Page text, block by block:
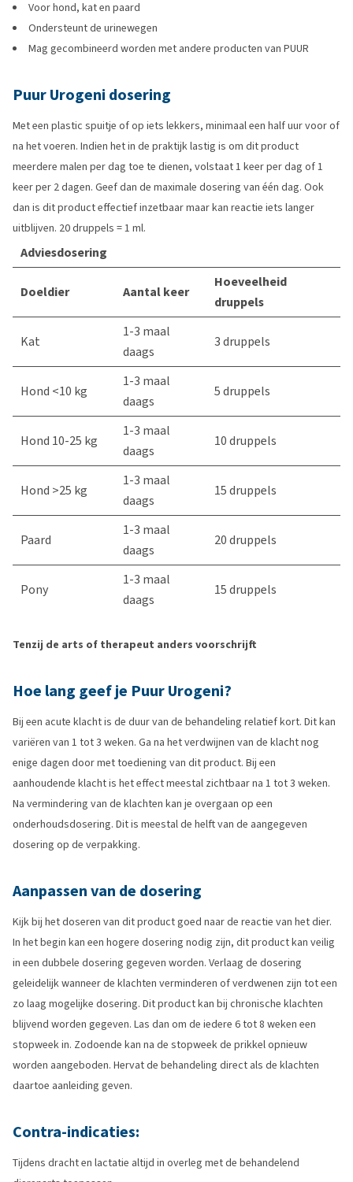
Voor hond, kat en paard
Ondersteunt de urinewegen
Mag gecombineerd worden met andere producten van PUUR
Puur Urogeni dosering
Met een plastic spuitje of op iets lekkers, minimaal een half uur voor of
na het voeren. Indien het in de praktijk lastig is om dit product
meerdere malen per dag toe te dienen, volstaat 1 keer per dag of 1
keer per 2 dagen. Geef dan de maximale dosering van één dag. Ook
dan is dit product effectief inzetbaar maar kan reactie iets langer
uitblijven. 20 druppels = 1 ml.
Adviesdosering
Doeldier Aantal keer
Hoeveelheid
druppels
Kat
1-3 maal
daags
3 druppels
Hond <10 kg
1-3 maal
daags
5 druppels
Hond 10-25 kg
1-3 maal
daags
10 druppels
Hond >25 kg
1-3 maal
daags
15 druppels
Paard
1-3 maal
daags
20 druppels
Pony
1-3 maal
daags
15 druppels
Tenzij de arts of therapeut anders voorschrijft
Hoe lang geef je Puur Urogeni?
Bij een acute klacht is de duur van de behandeling relatief kort. Dit kan
variëren van 1 tot 3 weken. Ga na het verdwijnen van de klacht nog
enige dagen door met toediening van dit product. Bij een
aanhoudende klacht is het effect meestal zichtbaar na 1 tot 3 weken.
Na vermindering van de klachten kan je overgaan op een
onderhoudsdosering. Dit is meestal de helft van de aangegeven
dosering op de verpakking.
Aanpassen van de dosering
Kijk bij het doseren van dit product goed naar de reactie van het dier.
In het begin kan een hogere dosering nodig zijn, dit product kan veilig
in een dubbele dosering gegeven worden. Verlaag de dosering
geleidelijk wanneer de klachten verminderen of verdwenen zijn tot een
zo laag mogelijke dosering. Dit product kan bij chronische klachten
blijvend worden gegeven. Las dan om de iedere 6 tot 8 weken een
stopweek in. Zodoende kan na de stopweek de prikkel opnieuw
worden aangeboden. Hervat de behandeling direct als de klachten
daartoe aanleiding geven.
Contra-indicaties:
Tijdens dracht en lactatie altijd in overleg met de behandelend